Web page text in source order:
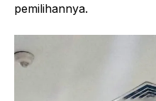
pemilihannya.